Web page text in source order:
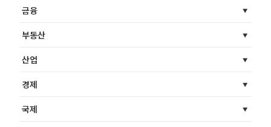
금융
부동산
산업
경제
국제